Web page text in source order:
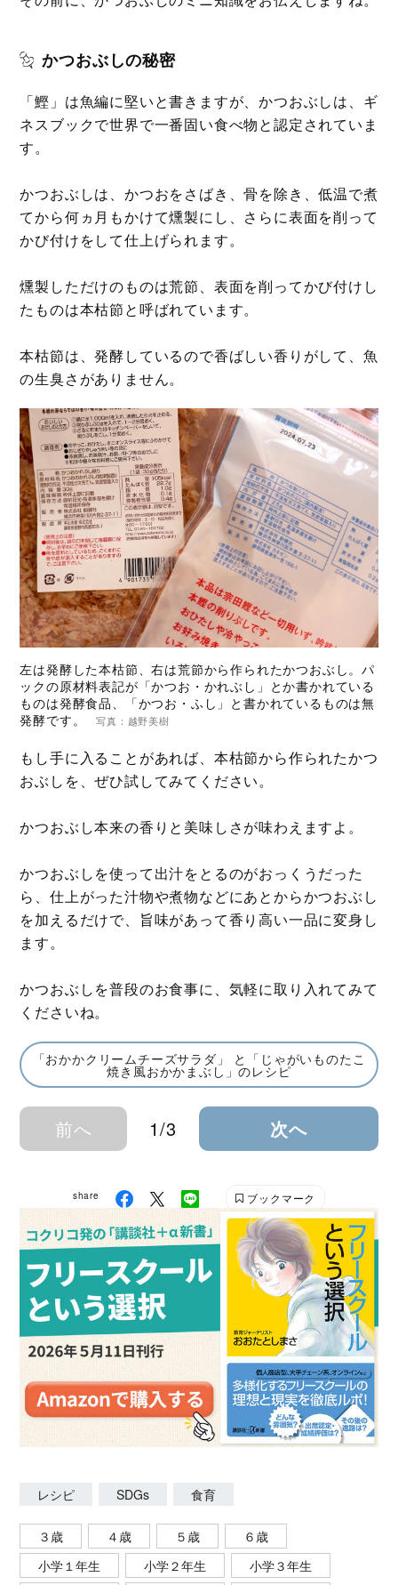
かつおぶしの秘密
「鰹」は魚編に堅いと書きますが、かつおぶしは、ギ
ネスブックで世界で一番固い食べ物と認定されていま
す。
かつおぶしは、かつおをさばき、骨を除き、低温で煮
てから何ヵ月もかけて燻製にし、さらに表面を削って
かび付けをして仕上げられます。
燻製しただけのものは荒節、表面を削ってかび付けし
たものは本枯節と呼ばれています。
本枯節は、発酵しているので香ばしい香りがして、魚
の生臭さがありません。
左は発酵した本枯節、右は荒節から作られたかつおぶし。パ
ックの原材料表記が「かつお・かれぶし」とか書かれている
ものは発酵食品、「かつお・ふし」と書かれているものは無
発酵です。
写真：越野美樹
もし手に入ることがあれば、本枯節から作られたかつ
おぶしを、ぜひ試してみてください。
かつおぶし本来の香りと美味しさが味わえますよ。
かつおぶしを使って出汁をとるのがおっくうだった
ら、仕上がった汁物や煮物などにあとからかつおぶし
を加えるだけで、旨味があって香り高い一品に変身し
ます。
かつおぶしを普段のお食事に、気軽に取り入れてみて
くださいね。
「おかかクリームチーズサラダ」 と「じゃがいものたこ
焼き風おかかまぶし」のレシピ
前へ 1/3 次へ
share ブックマーク
レシピ SDGs 食育
３歳 ４歳 ５歳
６歳
小学１年生
小学２年生
小学３年生